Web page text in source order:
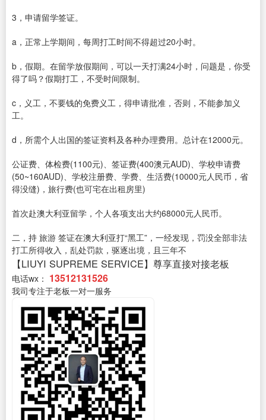
3，申请留学签证。
a，正常上学期间，每周打工时间不得超过20小时。
b，假期。在留学放假期间，可以一天打满24小时，问题是，你受
得了吗？假期打工，不受时间限制。
c，义工，不要钱的免费义工，得申请批准，否则，不能参加义
工。
d，所需个人出国的签证资料及各种办理费用。总计在12000元。
公证费、体检费(1100元)、签证费(400澳元AUD)、学校申请费
(50~160AUD)、学校注册费、学费、生活费(10000元人民币，省
得没缝)，旅行费(也可宅在出租房里)
首次赴澳大利亚留学，个人各项支出大约68000元人民币。
二，持 旅游 签证在澳大利亚打“黑工”，一经发现，罚没全部非法
打工所得收入，乱处罚款，驱逐出境，且三年不
【LIUYI SUPREME SERVICE】尊享直接对接老板
电话wx： 13512131526
我司专注于老板一对一服务